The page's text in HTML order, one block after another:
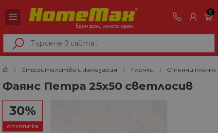
0
Строителство и железария Плочки Стенни плочки
Фаянс Петра 25х50 светлосив
30%
отстъпка